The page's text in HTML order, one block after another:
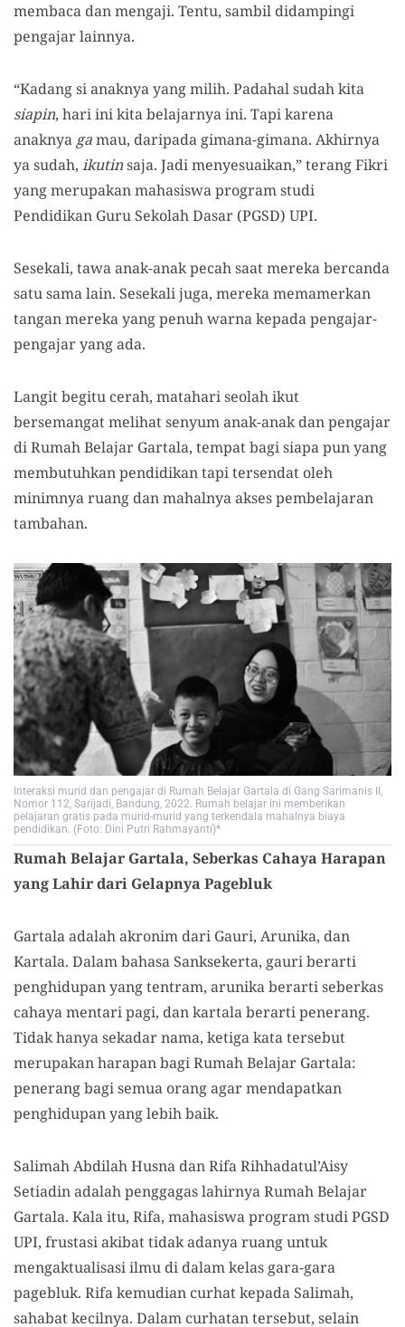
membaca dan mengaji. Tentu, sambil didampingi
pengajar lainnya.
“Kadang si anaknya yang milih. Padahalsudah kita
siapin, hari ini kita belajarnya ini. Tapi karena
anaknya gamau, daripada gimana-gimana. Akhirnya
yasudah, ikutinsaja. Jadi menyesuaikan,” terang Fikri
yang merupakan mahasiswa program studi
Pendidikan Guru Sekolah Dasar (PGSD) UPI.
Sesekali, tawa anak-anak pecah saat mereka bercanda
satu sama lain. Sesekali juga, mereka memamerkan
tangan mereka yang penuh warna kepada pengajar-
pengajar yang ada.
Langit begitu cerah, matahari seolah ikut
bersemangat melihat senyum anak-anak dan pengajar
di Rumah Belajar Gartala, tempat bagi siapapun yang
membutuhkan pendidikan tapi tersendat oleh
minimnya ruang dan mahalnya akses pembelajaran
tambahan.
Interaksi murid dan pengajar di Rumah Belajar Gartala di Gang Sarimanis II,
Nomor 112, Sarijadi, Bandung, 2022. Rumah belajar ini memberikan
pelajaran gratis pada murid-murid yang terkendala mahalnya biaya
pendidikan. (Foto: Dini Putri Rahmayanti)*
Rumah Belajar Gartala, Seberkas Cahaya Harapan
yang Lahir dari Gelapnya Pagebluk
Gartala adalah akronim dari Gauri, Arunika, dan
Kartala. Dalam bahasa Sanksekerta, gauri berarti
penghidupan yang tentram, arunika berarti seberkas
cahaya mentari pagi, dan kartala berarti penerang.
Tidak hanya sekadar nama, ketiga kata tersebut
merupakan harapan bagi Rumah Belajar Gartala:
penerang bagi semua orang agar mendapatkan
penghidupan yang lebih baik.
Salimah Abdilah Husna dan Rifa Rihhadatul’Aisy
Setiadin adalah penggagas lahirnya Rumah Belajar
Gartala. Kala itu, Rifa, mahasiswa program studi PGSD
UPI, frustasi akibat tidak adanya ruang untuk
mengaktualisasi ilmu di dalam kelas gara-gara
pagebluk. Rifa kemudian curhat kepada Salimah,
sahabat kecilnya. Dalam curhatan tersebut, selain